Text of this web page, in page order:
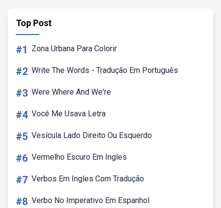
Top Post
#1 Zona Urbana Para Colorir
#2 Write The Words - Tradução Em Português
#3 Were Where And We're
#4 Você Me Usava Letra
#5 Vesícula Lado Direito Ou Esquerdo
#6 Vermelho Escuro Em Ingles
#7 Verbos Em Ingles Com Tradução
#8 Verbo No Imperativo Em Espanhol